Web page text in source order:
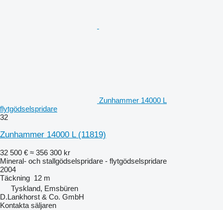
Zunhammer 14000 L
flytgödselspridare
32
Zunhammer 14000 L (11819)
32 500 € ≈ 356 300 kr
Mineral- och stallgödselspridare - flytgödselspridare
2004
Täckning 12 m
Tyskland, Emsbüren
D.Lankhorst & Co. GmbH
Kontakta säljaren